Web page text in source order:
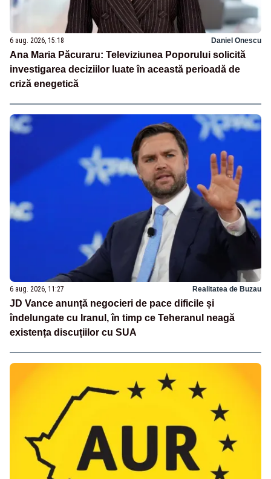
6 aug. 2026, 15:18 Daniel Onescu
Ana Maria Păcuraru: Televiziunea Poporului solicită
investigarea deciziilor luate în această perioadă de
criză enegetică
6 aug. 2026, 11:27 Realitatea de Buzau
JD Vance anunță negocieri de pace dificile și
îndelungate cu Iranul, în timp ce Teheranul neagă
existența discuțiilor cu SUA